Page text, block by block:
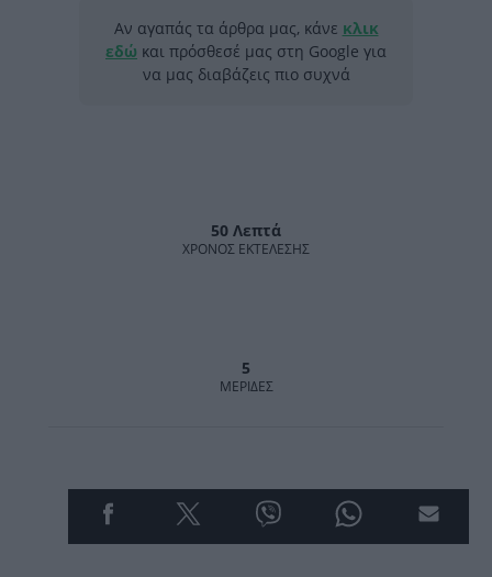
Αν αγαπάς τα άρθρα μας, κάνε κλικ
εδώ και πρόσθεσέ μας στη Google για
να μας διαβάζεις πιο συχνά
50 Λεπτά
ΧΡΌΝΟΣ ΕΚΤΈΛΕΣΗΣ
5
MΕΡΊΔΕΣ